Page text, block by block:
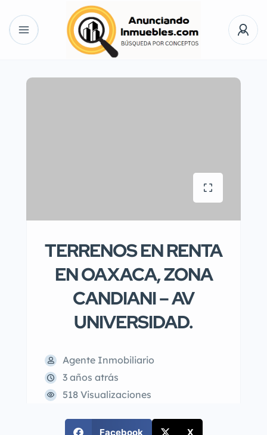
TERRENOS EN RENTA
EN OAXACA, ZONA
CANDIANI – AV
UNIVERSIDAD.
Agente Inmobiliario
3 años atrás
518 Visualizaciones
Facebook X